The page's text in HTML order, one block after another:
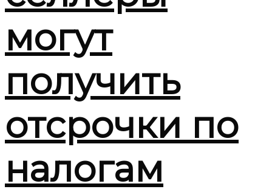
могут
получить
отсрочки по
налогам